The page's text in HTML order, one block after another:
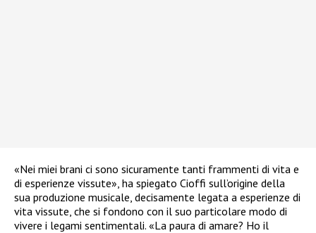
«Nei miei brani ci sono sicuramente tanti frammenti di vita e
di esperienze vissute», ha spiegato Cioffi sull’origine della
sua produzione musicale, decisamente legata a esperienze di
vita vissute, che si fondono con il suo particolare modo di
vivere i legami sentimentali. «La paura di amare? Ho il